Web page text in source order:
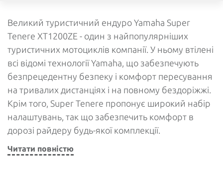
Великий туристичний ендуро Yamaha Super
Tenere XT1200ZE - один з найпопулярніших
туристичних мотоциклів компанії. У ньому втілені
всі відомі технології Yamaha, що забезпечують
безпрецедентну безпеку і комфорт пересування
на тривалих дистанціях і на повному бездоріжжі.
Крім того, Super Tenere пропонує широкий набір
налаштувань, так що забезпечить комфорт в
дорозі райдеру будь-якої комплекції.
Читати повністю